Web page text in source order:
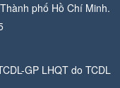
phố Hồ Chí Minh.
GP LHQT do TCDL